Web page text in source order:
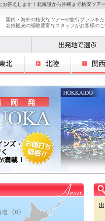
お答えします！北海道から沖縄まで格安ツ
国内・海外の格安なツアーや旅行プランをた
名鉄観光の経験豊富なスタッフがお客様のご
道 (0)